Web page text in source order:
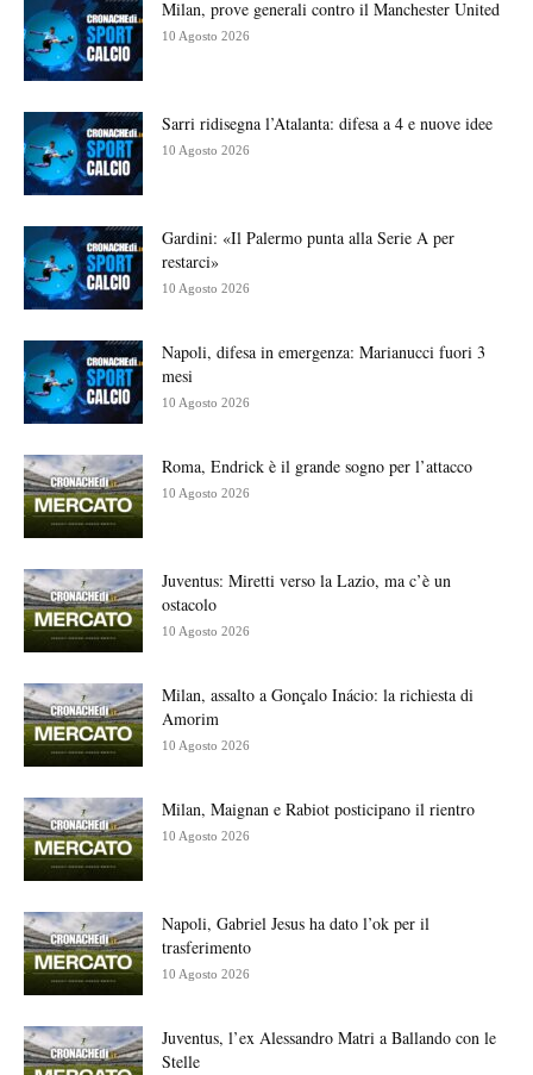
Milan, prove generali contro il Manchester United
10 Agosto 2026
Sarri ridisegna l’Atalanta: difesa a 4 e nuove idee
10 Agosto 2026
Gardini: «Il Palermo punta alla Serie A per
restarci»
10 Agosto 2026
Napoli, difesa in emergenza: Marianucci fuori 3
mesi
10 Agosto 2026
Roma, Endrick è il grande sogno per l’attacco
10 Agosto 2026
Juventus: Miretti verso la Lazio, ma c’è un
ostacolo
10 Agosto 2026
Milan, assalto a Gonçalo Inácio: la richiesta di
Amorim
10 Agosto 2026
Milan, Maignan e Rabiot posticipano il rientro
10 Agosto 2026
Napoli, Gabriel Jesus ha dato l’ok per il
trasferimento
10 Agosto 2026
Juventus, l’ex Alessandro Matri a Ballando con le
Stelle